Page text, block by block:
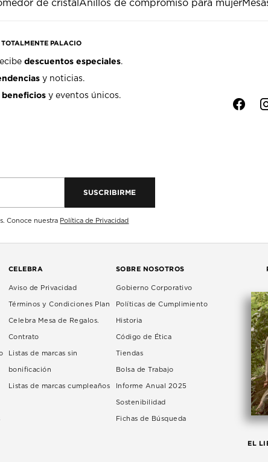
de cristal Anillos de compromiso para mujer
PALACIO
descuentos especiales.
y noticias.
beneficios y eventos únicos.
SUSCRIBIRME
Conoce nuestra Política de Privacidad
f
CELEBRA
Aviso de Privacidad
Términos y Condiciones Plan
Celebra Mesa de Regalos.
Contrato
Listas de marcas sin
bonificación
Listas de marcas cumpleaños
SOBRE NOSOTROS
Gobierno Corporativo
Políticas de Cumplimiento
Historia
Código de Ética
Tiendas
Bolsa de Trabajo
Informe Anual 2025
Sostenibilidad
Fichas de Búsqueda
EL